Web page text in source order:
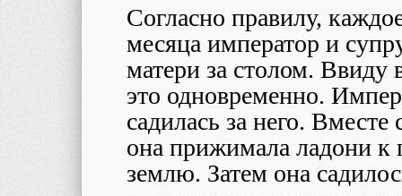
Согласно правилу,
месяца император и
матери за столом. Ввиду
это одновременно.
садилась за него.
она прижимала ладони к
землю. Затем она